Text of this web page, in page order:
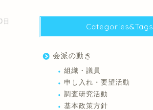
日
Categories&Tags
会派の動き
組織・議員
申し入れ・要望活動
調査研究活動
基本政策方針